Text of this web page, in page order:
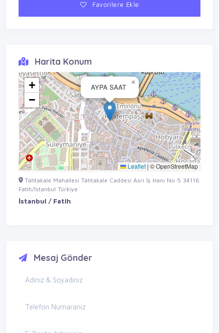
Favorilere Ekle
Harita Konum
AYPA SAAT
×
+
−
Leaflet | © OpenStreetMap
Tahtakale Mahallesi Tahtakale Caddesi Asri İş Hanı No:5 34116
Fatih/İstanbul Türkiye
İstanbul / Fatih
Mesaj Gönder